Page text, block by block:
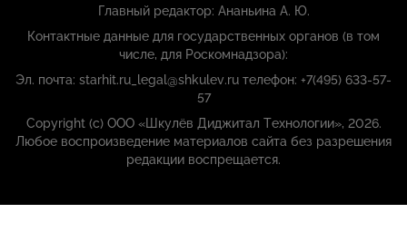
Главный редактор: Ананьина А. Ю.
Контактные данные для государственных органов (в том
числе, для Роскомнадзора):
Эл. почта: starhit.ru_legal@shkulev.ru телефон: +7(495) 633-57-
57
Copyright (с) ООО «Шкулёв Диджитал Технологии», 2026.
Любое воспроизведение материалов сайта без разрешения
редакции воспрещается.